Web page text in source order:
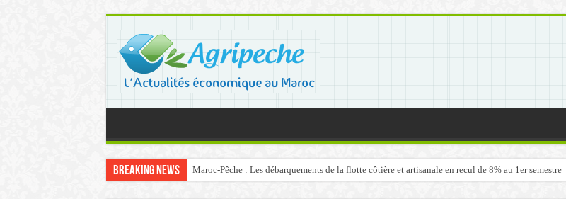
Breaking News Maroc-Pêche : Les débarquements de la flotte côtière et artisanale en recul de 8% au 1er semestre